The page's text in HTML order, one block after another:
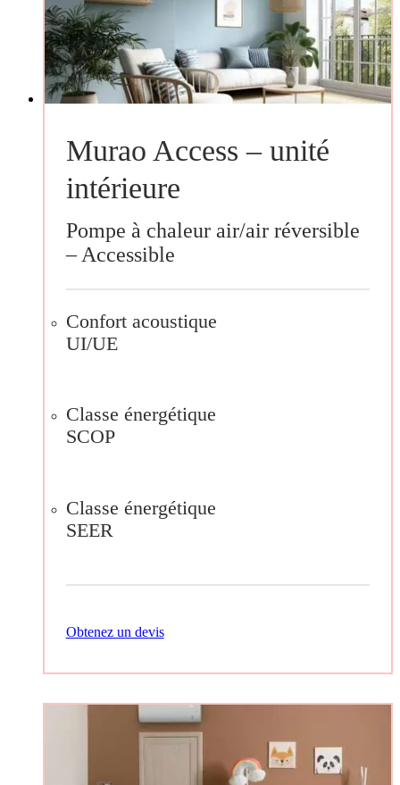
Murao Access – unité
intérieure
Pompe à chaleur air/air réversible
– Accessible
Confort acoustique
UI/UE
Classe énergétique
SCOP
Classe énergétique
SEER
Obtenez un devis